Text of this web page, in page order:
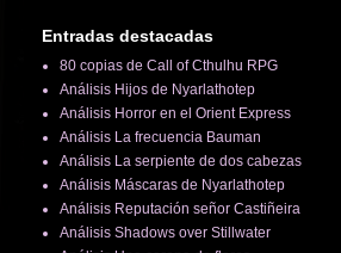
Entradas destacadas
80 copias de Call of Cthulhu RPG
Análisis Hijos de Nyarlathotep
Análisis Horror en el Orient Express
Análisis La frecuencia Bauman
Análisis La serpiente de dos cabezas
Análisis Máscaras de Nyarlathotep
Análisis Reputación señor Castiñeira
Análisis Shadows over Stillwater